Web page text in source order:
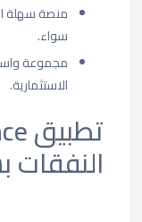
منصة سهلة
سواء.
مجموعة
الاستثمارية.